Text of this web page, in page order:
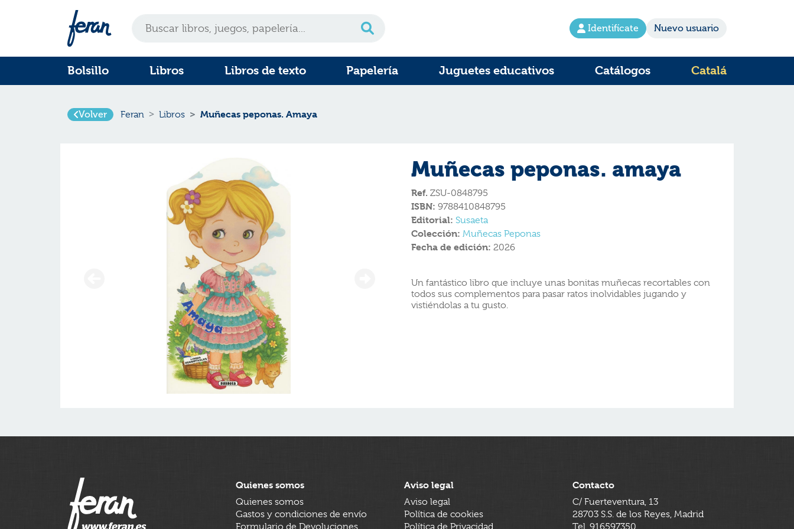
Identifícate Nuevo usuario
Bolsillo Libros Libros de texto Papelería Juguetes educativos Catálogos Catalá
Volver Feran Libros Muñecas peponas. Amaya
Muñecas peponas. amaya
Ref. ZSU-0848795
ISBN: 9788410848795
Editorial: Susaeta
Colección: Muñecas Peponas
Fecha de edición: 2026
Un fantástico libro que incluye unas bonitas muñecas recortables con
todos sus complementos para pasar ratos inolvidables jugando y
vistiéndolas a tu gusto.
Quienes somos
Quienes somos
Gastos y condiciones de envío
Formulario de Devoluciones
Aviso legal
Aviso legal
Política de cookies
Política de Privacidad
Contacto
C/ Fuerteventura, 13
28703 S.S. de los Reyes, Madrid
Tel. 916597350